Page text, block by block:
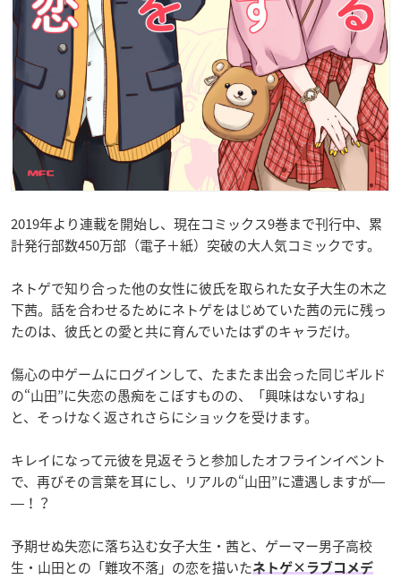
2019年より連載を開始し、現在コミックス9巻まで刊行中、累
計発行部数450万部（電子＋紙）突破の大人気コミックです。
ネトゲで知り合った他の女性に彼氏を取られた女子大生の木之
下茜。話を合わせるためにネトゲをはじめていた茜の元に残っ
たのは、彼氏との愛と共に育んでいたはずのキャラだけ。
傷心の中ゲームにログインして、たまたま出会った同じギルド
の“山田”に失恋の愚痴をこぼすものの、「興味はないすね」
と、そっけなく返されさらにショックを受けます。
キレイになって元彼を見返そうと参加したオフラインイベント
で、再びその言葉を耳にし、リアルの“山田”に遭遇しますが―
―！？
予期せぬ失恋に落ち込む女子大生・茜と、ゲーマー男子高校
生・山田との「難攻不落」の恋を描いたネトゲ×ラブコメデ